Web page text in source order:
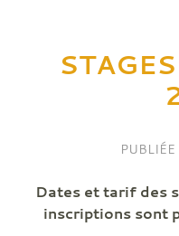
PUBLIÉE
Dates et tarif des
inscriptions sont